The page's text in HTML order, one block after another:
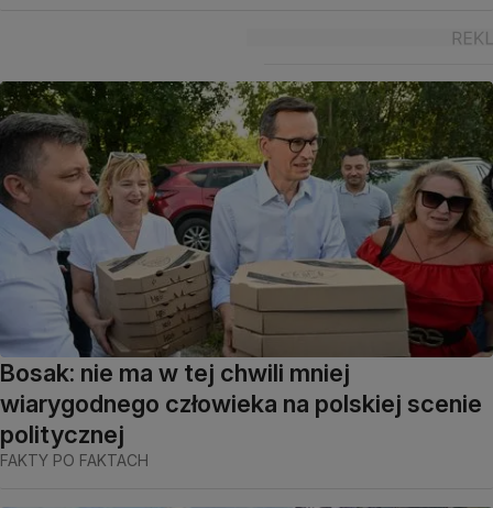
Bosak: nie ma w tej chwili mniej
wiarygodnego człowieka na polskiej scenie
politycznej
FAKTY PO FAKTACH